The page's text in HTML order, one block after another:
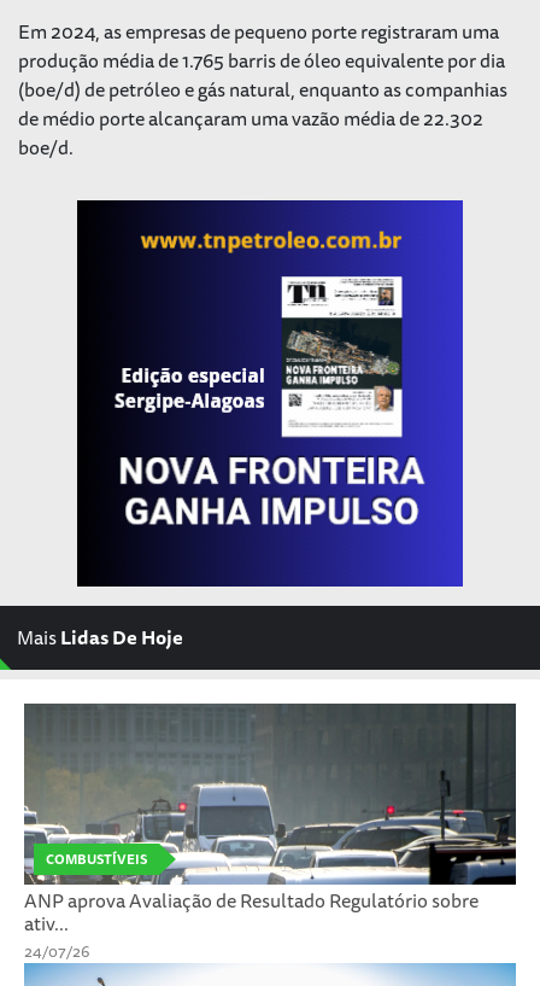
Em 2024, as empresas de pequeno porte registraram uma
produção média de 1.765 barris de óleo equivalente por dia
(boe/d) de petróleo e gás natural, enquanto as companhias
de médio porte alcançaram uma vazão média de 22.302
boe/d.
MaisLidas De Hoje
COMBUSTÍVEIS
ANP aprova Avaliação de Resultado Regulatório sobre
ativ...
24/07/26